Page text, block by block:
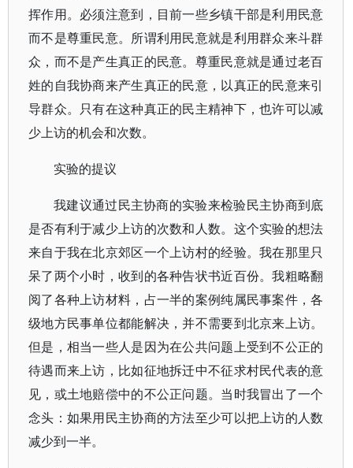
挥作用。必须注意到，目前一些乡镇干部是利用民意
而不是尊重民意。所谓利用民意就是利用群众来斗群
众，而不是产生真正的民意。尊重民意就是通过老百
姓的自我协商来产生真正的民意，以真正的民意来引
导群众。只有在这种真正的民主精神下，也许可以减
少上访的机会和次数。
实验的提议
我建议通过民主协商的实验来检验民主协商到底
是否有利于减少上访的次数和人数。这个实验的想法
来自于我在北京郊区一个上访村的经验。我在那里只
呆了两个小时，收到的各种告状书近百份。我粗略翻
阅了各种上访材料，占一半的案例纯属民事案件，各
级地方民事单位都能解决，并不需要到北京来上访。
但是，相当一些人是因为在公共问题上受到不公正的
待遇而来上访，比如征地拆迁中不征求村民代表的意
见，或土地赔偿中的不公正问题。当时我冒出了一个
念头：如果用民主协商的方法至少可以把上访的人数
减少到一半。